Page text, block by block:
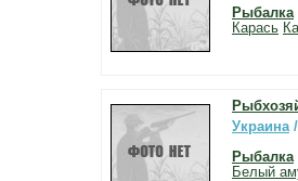
Рыбалка
Карась
Украина
Рыбалка
Белый